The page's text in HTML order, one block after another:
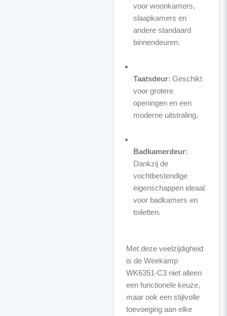
voor woonkamers,
slaapkamers en
andere standaard
binnendeuren.
Taatsdeur: Geschikt
voor grotere
openingen en een
moderne uitstraling.
Badkamerdeur:
Dankzij de
vochtbestendige
eigenschappen ideaal
voor badkamers en
toiletten.
Met deze veelzijdigheid
is de Weekamp
WK6351-C3 niet alleen
een functionele keuze,
maar ook een stijlvolle
toevoeging aan elke